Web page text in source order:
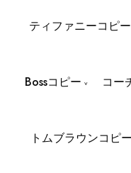
ティファニーコピー
Bossコピー コー
トムブラウンコピー